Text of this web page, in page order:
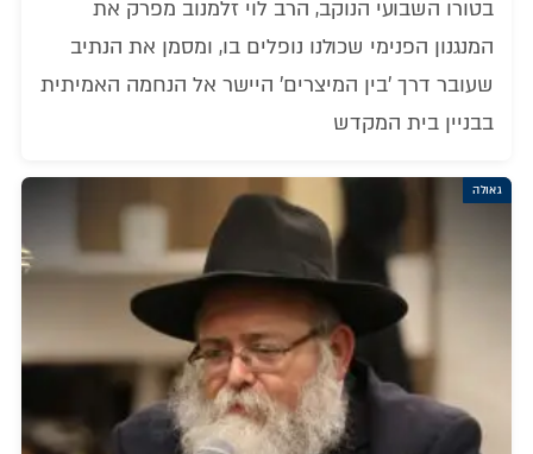
בטורו השבועי הנוקב, הרב לוי זלמנוב מפרק את
המנגנון הפנימי שכולנו נופלים בו, ומסמן את הנתיב
שעובר דרך 'בין המיצרים' היישר אל הנחמה האמיתית
בבניין בית המקדש
גאולה